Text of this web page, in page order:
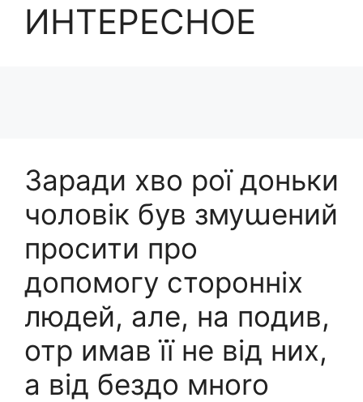
ИНТЕРЕСНОЕ
Заради хво рої доньки
чоловік був змуաений
просити про
допомогу сторонніх
людей, але, на подив,
отр имав її не від них,
а від бездо мноrо